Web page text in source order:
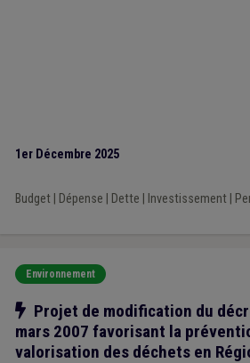
1er Décembre 2025
Budget| Dépense Dette Investissement|
Environnement
Notre action
Projet de modification du
mars 2007 favorisant la
valorisation des déchets en